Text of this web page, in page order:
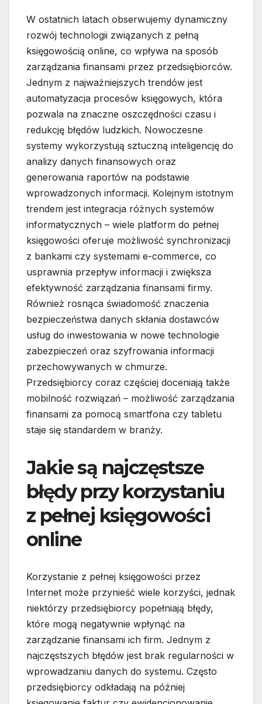
W ostatnich latach obserwujemy dynamiczny
rozwój technologii związanych z pełną
księgowością online, co wpływa na sposób
zarządzania finansami przez przedsiębiorców.
Jednym z najważniejszych trendów jest
automatyzacja procesów księgowych, która
pozwala na znaczne oszczędności czasu i
redukcję błędów ludzkich. Nowoczesne
systemy wykorzystują sztuczną inteligencję do
analizy danych finansowych oraz
generowania raportów na podstawie
wprowadzonych informacji. Kolejnym istotnym
trendem jest integracja różnych systemów
informatycznych – wiele platform do pełnej
księgowości oferuje możliwość synchronizacji
z bankami czy systemami e-commerce, co
usprawnia przepływ informacji i zwiększa
efektywność zarządzania finansami firmy.
Również rosnąca świadomość znaczenia
bezpieczeństwa danych skłania dostawców
usług do inwestowania w nowe technologie
zabezpieczeń oraz szyfrowania informacji
przechowywanych w chmurze.
Przedsiębiorcy coraz częściej doceniają także
mobilność rozwiązań – możliwość zarządzania
finansami za pomocą smartfona czy tabletu
staje się standardem w branży.
Jakie są najczęstsze
błędy przy korzystaniu
z pełnej księgowości
online
Korzystanie z pełnej księgowości przez
Internet może przynieść wiele korzyści, jednak
niektórzy przedsiębiorcy popełniają błędy,
które mogą negatywnie wpłynąć na
zarządzanie finansami ich firm. Jednym z
najczęstszych błędów jest brak regularności w
wprowadzaniu danych do systemu. Często
przedsiębiorcy odkładają na później